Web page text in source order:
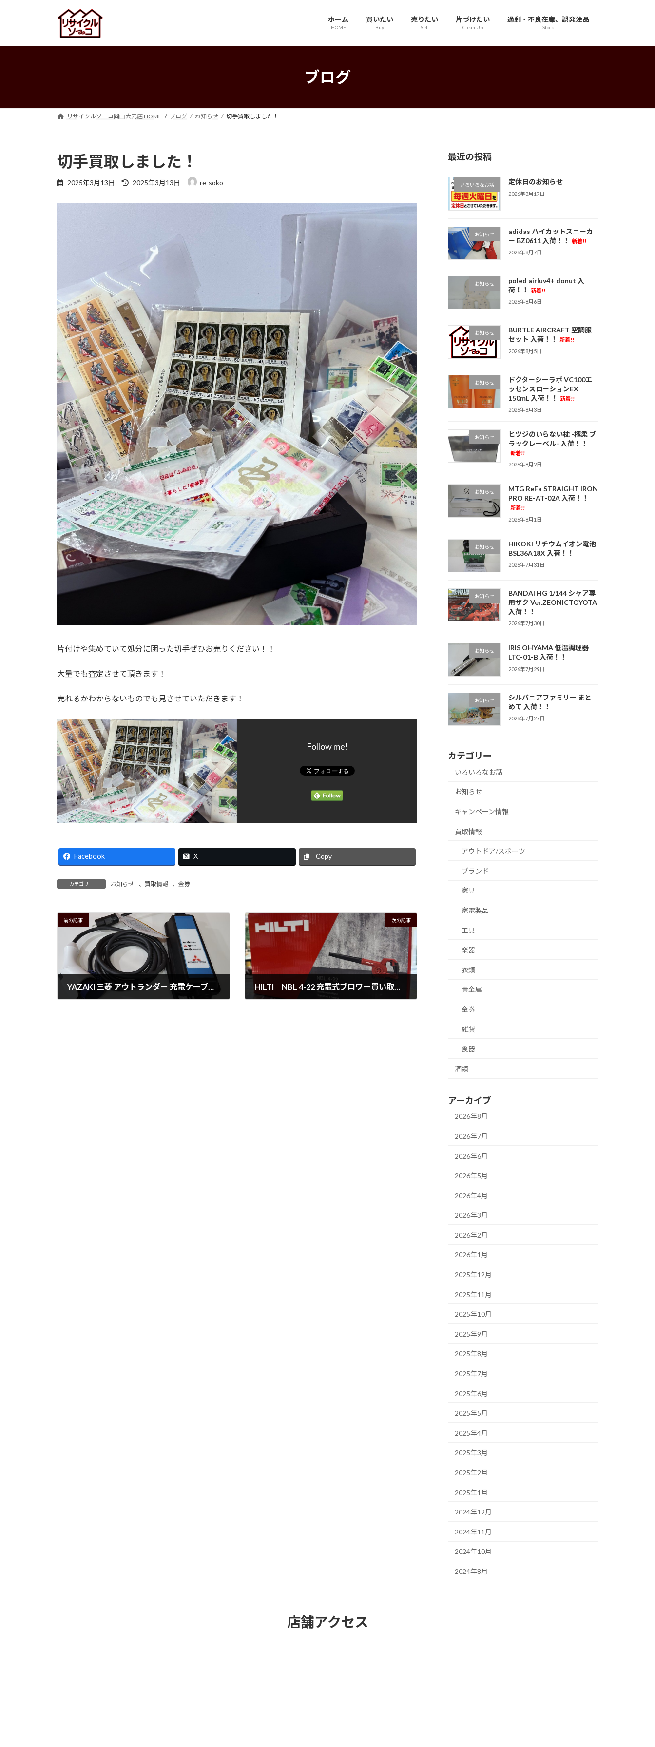
プ
動
ホーム
HOME
買いたい
Buy
売りたい
Sell
片づけたい
Clean Up
過剰・不良在庫、誤発注品
Stock
ブログ
リサイクルソーコ岡山大元店 HOME ブログ お知らせ 切手買取しました！
切手買取しました！
2025年3月13日
最
2025年3月13日 re-soko
片付けや集めていて処分に困った切手ぜひお売りください！！
大量でも査定させて頂きます！
売れるかわからないものでも見させていただきます！
Follow me!
Facebook X Copy
カテゴリー お知らせ 、 買取情報 、金券
前の記事
YAZAKI 三菱 アウトランダー 充電ケーブル 9482A332 2019年製 入荷!!
次の記事
HILTI NBL 4-22 充電式ブロワー買い取りました！
最近の投稿
いろいろなお話 定休日のお知らせ
2026年3月17日
お知らせ
adidas ハイカットスニーカ
ー BZ0611 入荷！！
新着!!
2026年8月7日
お知らせ
poled airluv4+ donut 入
荷！！
新着!!
2026年8月6日
お知らせ
BURTLE AIRCRAFT 空調服
セット 入荷！！
新着!!
2026年8月5日
お知らせ
ドクターシーラボ VC100エ
ッセンスローションEX
150mL 入荷！！
新着!!
2026年8月3日
お知らせ
ヒツジのいらない枕 -極柔 ブ
ラックレーベル- 入荷！！
新着!!
2026年8月2日
お知らせ
MTG ReFa STRAIGHT IRON
PRO RE-AT-02A 入荷！！
新着!!
2026年8月1日
お知らせ
HiKOKI リチウムイオン電池
BSL36A18X 入荷！！
2026年7月31日
お知らせ
BANDAI HG 1/144 シャア専
用ザク Ver.ZEONICTOYOTA
入荷！！
2026年7月30日
お知らせ
IRIS OHYAMA 低温調理器
LTC-01-B 入荷！！
2026年7月29日
お知らせ
シルバニアファミリー まと
めて 入荷！！
2026年7月27日
カテゴリー
いろいろなお話
お知らせ
キャンペーン情報
買取情報
アウトドア/スポーツ
ブランド
家具
家電製品
工具
楽器
衣類
貴金属
金券
雑貨
食器
酒類
アーカイブ
2026年8月
2026年7月
2026年6月
2026年5月
2026年4月
2026年3月
2026年2月
2026年1月
2025年12月
2025年11月
2025年10月
2025年9月
2025年8月
2025年7月
2025年6月
2025年5月
2025年4月
2025年3月
2025年2月
2025年1月
2024年12月
2024年11月
2024年10月
2024年8月
店舗アクセス